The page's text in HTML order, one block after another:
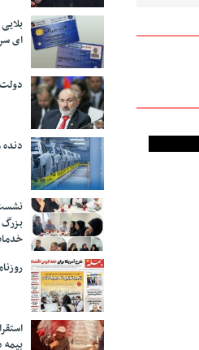
ای
روزنامه